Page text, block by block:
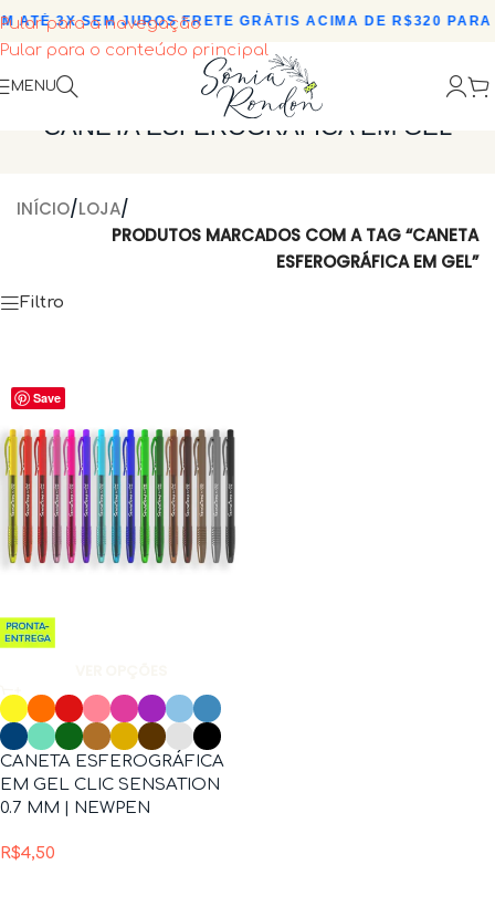
Pular para a navegação
Pular para o conteúdo principal
ATÉ 3X SEM JUROS•FRETE GRÁTIS ACIMA DE R$320 PARA
MENU
CANETA ESFEROGRÁFICA EM GEL
INÍCIO/LOJA/
PRODUTOS MARCADOS COM A TAG “CANETA
ESFEROGRÁFICA EM GEL”
Filtro
Save
CANETA ESFEROGRÁFICA
EM GEL CLIC SENSATION
0.7 MM | NEWPEN
R$4,50